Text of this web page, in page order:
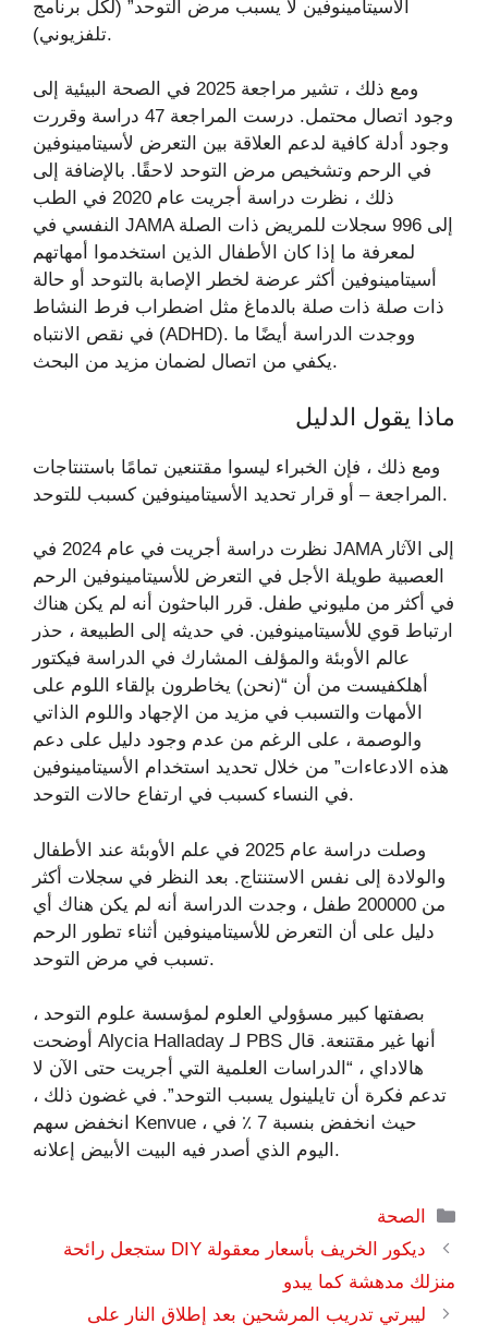
الأسيتامينوفين لا يسبب مرض التوحد” (لكل برنامج
تلفزيوني).
ومع ذلك ، تشير مراجعة 2025 في الصحة البيئية إلى
وجود اتصال محتمل. درست المراجعة 47 دراسة وقررت
وجود أدلة كافية لدعم العلاقة بين التعرض لأسيتامينوفين
في الرحم وتشخيص مرض التوحد لاحقًا. بالإضافة إلى
ذلك ، نظرت دراسة أجريت عام 2020 في الطب
النفسي في JAMA إلى 996 سجلات للمريض ذات الصلة
لمعرفة ما إذا كان الأطفال الذين استخدموا أمهاتهم
أسيتامينوفين أكثر عرضة لخطر الإصابة بالتوحد أو حالة
ذات صلة ذات صلة بالدماغ مثل اضطراب فرط النشاط
في نقص الانتباه (ADHD). ووجدت الدراسة أيضًا ما
يكفي من اتصال لضمان مزيد من البحث.
ماذا يقول الدليل
ومع ذلك ، فإن الخبراء ليسوا مقتنعين تمامًا باستنتاجات
المراجعة – أو قرار تحديد الأسيتامينوفين كسبب للتوحد.
نظرت دراسة أجريت في عام 2024 في JAMA إلى الآثار
العصبية طويلة الأجل في التعرض للأسيتامينوفين الرحم
في أكثر من مليوني طفل. قرر الباحثون أنه لم يكن هناك
ارتباط قوي للأسيتامينوفين. في حديثه إلى الطبيعة ، حذر
عالم الأوبئة والمؤلف المشارك في الدراسة فيكتور
أهلكفيست من أن “(نحن) يخاطرون بإلقاء اللوم على
الأمهات والتسبب في مزيد من الإجهاد واللوم الذاتي
والوصمة ، على الرغم من عدم وجود دليل على دعم
هذه الادعاءات” من خلال تحديد استخدام الأسيتامينوفين
في النساء كسبب في ارتفاع حالات التوحد.
وصلت دراسة عام 2025 في علم الأوبئة عند الأطفال
والولادة إلى نفس الاستنتاج. بعد النظر في سجلات أكثر
من 200000 طفل ، وجدت الدراسة أنه لم يكن هناك أي
دليل على أن التعرض للأسيتامينوفين أثناء تطور الرحم
تسبب في مرض التوحد.
بصفتها كبير مسؤولي العلوم لمؤسسة علوم التوحد ،
أوضحت Alycia Halladay لـ PBS أنها غير مقتنعة. قال
هالاداي ، “الدراسات العلمية التي أجريت حتى الآن لا
تدعم فكرة أن تايلينول يسبب التوحد”. في غضون ذلك ،
انخفض سهم Kenvue ، حيث انخفض بنسبة 7 ٪ في
اليوم الذي أصدر فيه البيت الأبيض إعلانه.
التصنيفات
الصحة
ديكور الخريف بأسعار معقولة DIY ستجعل رائحة
منزلك مدهشة كما يبدو
ليبرتي تدريب المرشحين بعد إطلاق النار على